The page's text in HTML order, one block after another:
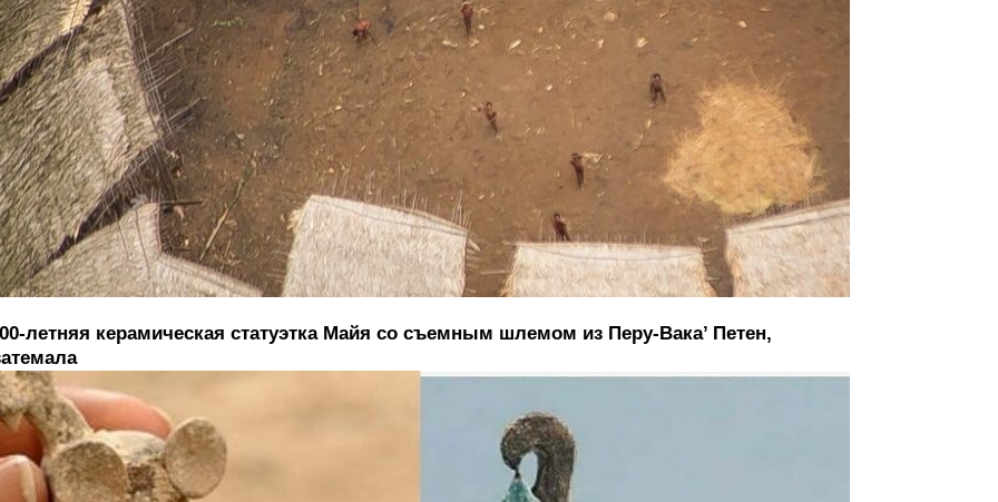
летняя керамическая статуэтка Майя со съемным шлемом из Перу-Вака’ Петен,